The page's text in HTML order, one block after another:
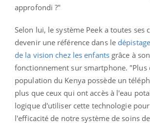
approfondi ?"
Selon lui, le système Peek a toutes ses
devenir une référence dans le
de la vision chez les enfantsgrâce à
fonctionnement sur smartphone. "Plus
population du Kenya possède un
plus que ceux qui ont accès à l'eau
logique d'utiliser cette technologie
l'efficacité de notre système de soins